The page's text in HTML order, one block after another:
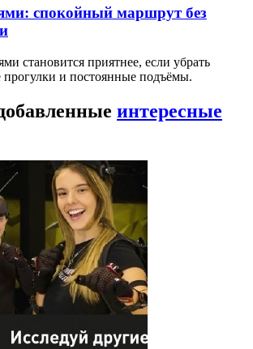
спокойный маршрут без
становится приятнее, если убрать
и постоянные подъёмы.
интересные